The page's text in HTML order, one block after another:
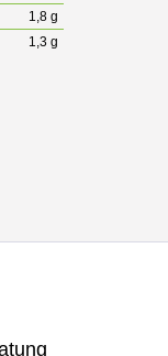
1,8 g
1,3 g